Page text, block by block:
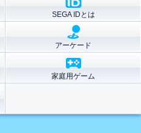
SEGA IDとは
アーケード
家庭用ゲーム